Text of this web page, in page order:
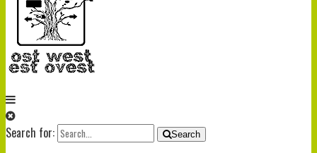
Search for: Search